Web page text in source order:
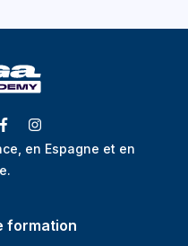
en Espagne et en
formation